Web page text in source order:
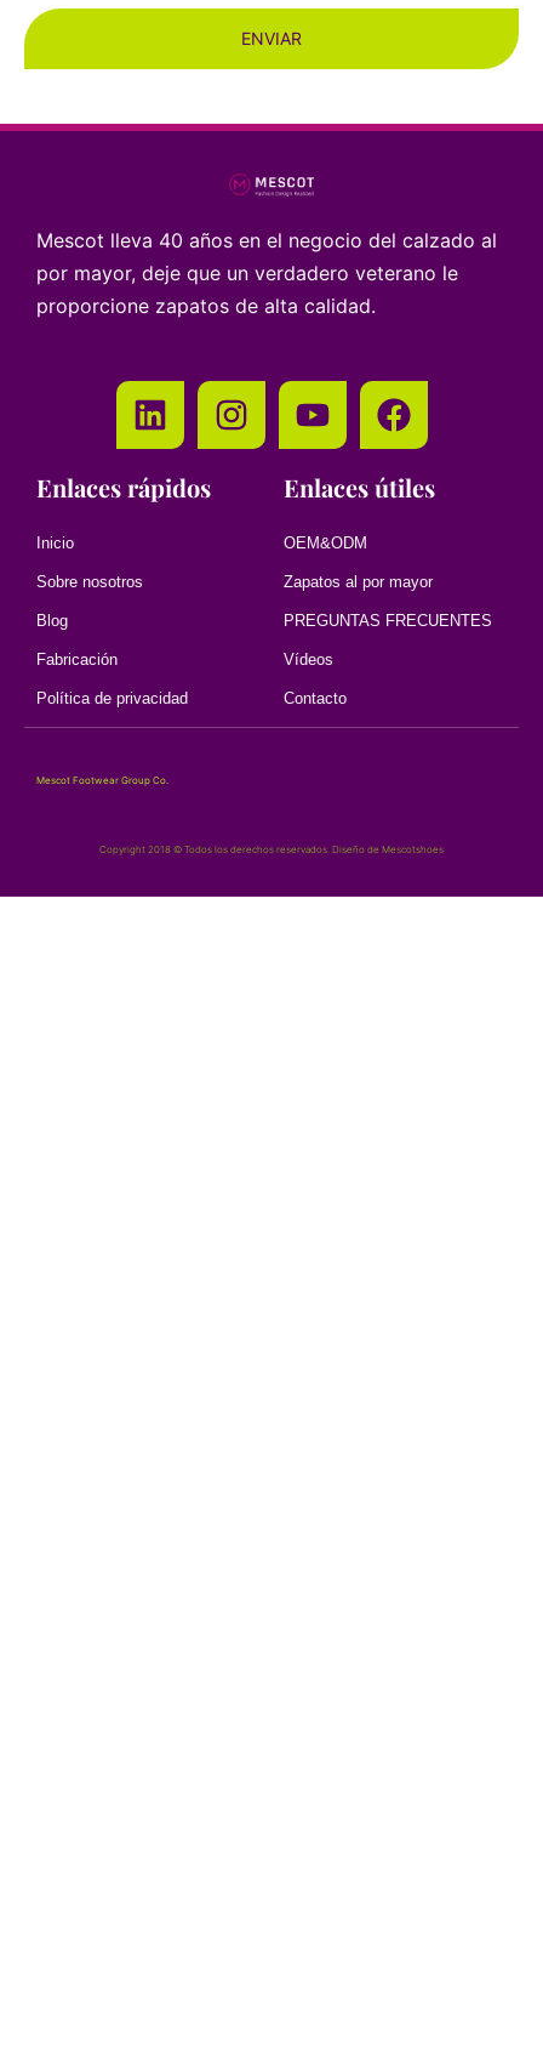
ENVIAR
Mescot lleva 40 años en el negocio del calzado al
por mayor, deje que un verdadero veterano le
proporcione zapatos de alta calidad.
Enlaces rápidos
Inicio
Sobre nosotros
Blog
Fabricación
Política de privacidad
Enlaces útiles
OEM&ODM
Zapatos al por mayor
PREGUNTAS FRECUENTES
Vídeos
Contacto
Mescot Footwear Group Co.
Copyright 2018 © Todos los derechos reservados. Diseño de Mescotshoes